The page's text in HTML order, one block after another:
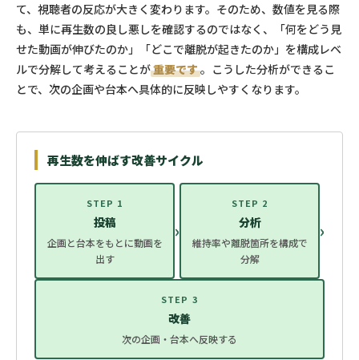
て、視聴者の反応が大きく変わります。そのため、数値を見る際
も、単に再生数の良し悪しを確認するのではなく、「何をどう見
せた動画が伸びたのか」「どこで離脱が起きたのか」を構成レベ
ルで分解して考えることが重要です。こうした分析ができるこ
とで、次の企画や台本へ具体的に反映しやすくなります。
再生数を伸ばす改善サイクル
STEP 1
投稿
企画と台本をもとに動画を
出す
›
STEP 2
分析
維持率や離脱箇所を構成で
分解
›
STEP 3
改善
次の企画・台本へ反映する